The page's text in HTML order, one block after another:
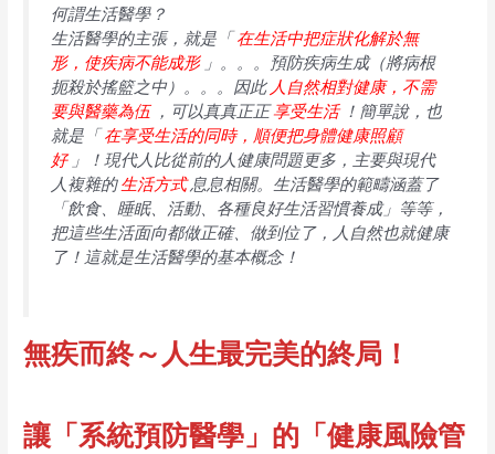
何謂生活醫學？
生活醫學的主張，就是「在生活中把症狀化解於無
形，使疾病不能成形 」。。。預防疾病生成（將病根
扼殺於搖籃之中）。。。因此 人自然相對健康，不需
要與醫藥為伍 ，可以真真正正享受生活 ！簡單說，也
就是「在享受生活的同時，順便把身體健康照顧
好 」！現代人比從前的人健康問題更多，主要與現代
人複雜的生活方式息息相關。生活醫學的範疇涵蓋了
「飲食、睡眠、活動、各種良好生活習慣養成」等等，
把這些生活面向都做正確、做到位了，人自然也就健康
了！這就是生活醫學的基本概念！
無疾而終～人生最完美的終局！
讓「系統預防醫學」的「健康風險管